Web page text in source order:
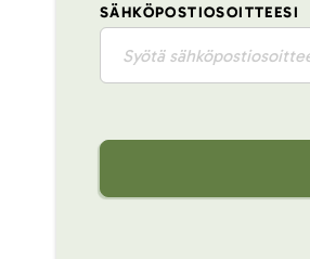
SÄHKÖPOSTIOSOITTEESI